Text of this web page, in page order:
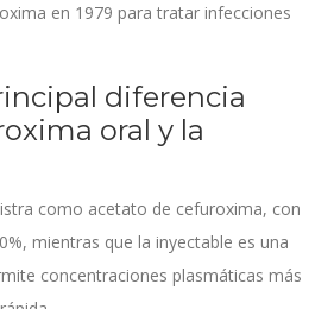
en 1979 para tratar infecciones
diferencia
oral y la
como acetato de cefuroxima, con
mientras que la inyectable es una
concentraciones plasmáticas más